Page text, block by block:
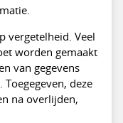
vergetelheid. Veel
worden gemaakt
van gegevens
deze
na overlijden,